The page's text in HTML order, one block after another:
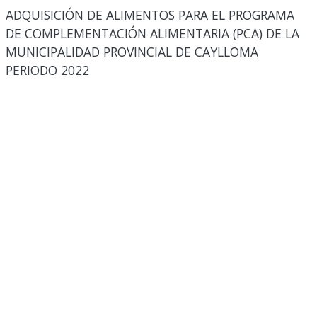
ADQUISICIÓN DE ALIMENTOS PARA EL PROGRAMA
DE COMPLEMENTACIÓN ALIMENTARIA (PCA) DE LA
MUNICIPALIDAD PROVINCIAL DE CAYLLOMA
PERIODO 2022